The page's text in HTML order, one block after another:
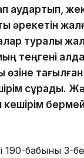
аудартып,
әрекетін
туралы
теңгені
сұрады.
бабының 3-